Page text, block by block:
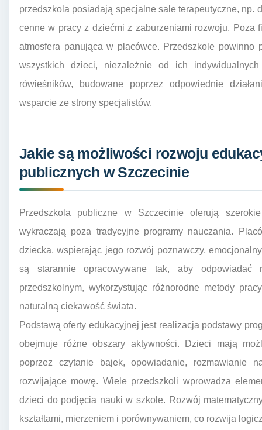
przedszkola posiadają specjalne sale terapeutyczne, np.
cenne w pracy z dziećmi z zaburzeniami rozwoju. Poza
atmosfera panująca w placówce. Przedszkole powinno
wszystkich dzieci, niezależnie od ich
rówieśników, budowane poprzez odpowiednie
wsparcie ze strony specjalistów.
Jakie są możliwości rozwoju
publicznych w Szczecinie
Przedszkola publiczne w Szczecinie oferują
wykraczają poza tradycyjne programy nauczania.
dziecka, wspierając jego rozwój poznawczy,
są starannie opracowywane tak, aby
przedszkolnym, wykorzystując różnorodne metody
naturalną ciekawość świata.
Podstawą oferty edukacyjnej jest realizacja podstawy
obejmuje różne obszary aktywności. Dzieci mają
poprzez czytanie bajek, opowiadanie, rozmawianie
rozwijające mowę. Wiele przedszkoli wprowadza
dzieci do podjęcia nauki w szkole. Rozwój
kształtami, mierzeniem i porównywaniem, co rozwija